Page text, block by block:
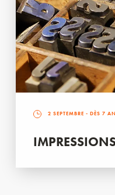
2 SEPTEMBRE - DÈS 7